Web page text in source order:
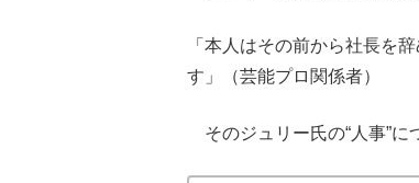
「本人はその前から社長を
す」（芸能プロ関係者）
そのジュリー氏の“人事”